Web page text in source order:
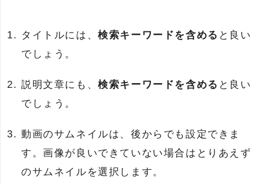
タイトルには、検索キーワードを含める と良い
でしょう。
説明文章にも、検索キーワードを含める と良い
でしょう。
動画のサムネイルは、後からでも設定できま
す。画像が良いできていない場合はとりあえず
のサムネイルを選択します。